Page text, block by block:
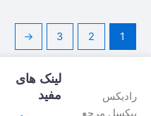
1
2
3
←
رادیکس
پیکسل مرجع
لینک های
مفید